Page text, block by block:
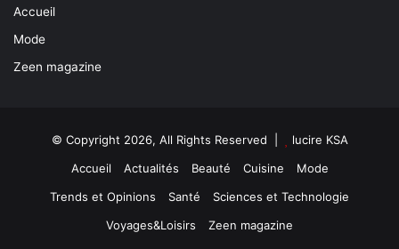
Accueil
Mode
Zeen magazine
© Copyright 2026, All Rights Reserved |
lucire KSA
Accueil
Actualités Beauté Cuisine
Mode
Trends et Opinions
Santé
Sciences et Technologie
Voyages&Loisirs
Zeen magazine